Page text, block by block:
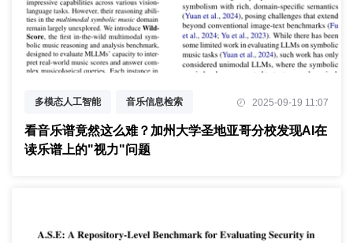
多模态人工智能 音乐信息检索
基准测试评估
2025-09-19 11:07
看音乐谱竟然这么难？加州大学圣地亚哥分校发现AI在
读乐谱上的"视力"问题